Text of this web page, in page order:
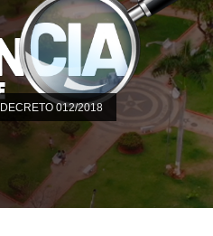
DECRETO 012/2018